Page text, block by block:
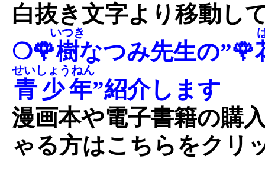
白抜き文字より移動し
❍🌹樹
いつき
なつみ先生の”🌹
青少年
せいしょうねん
”紹介します
漫画本や電子書籍の購
ゃる方はこちらをクリ